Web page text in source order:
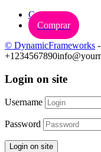
Carrinho
Comprar
© DynamicFrameworks
+1234567890
Login on site
Username
Password
Login on site